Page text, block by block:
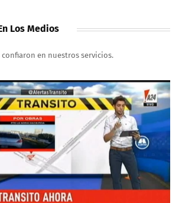
Los Medios
confiaron en nuestros servicios.